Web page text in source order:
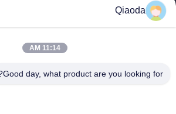
المنتجات
الخشب
Qiaoda
11:14 AM
Good day, what product are you looking for?